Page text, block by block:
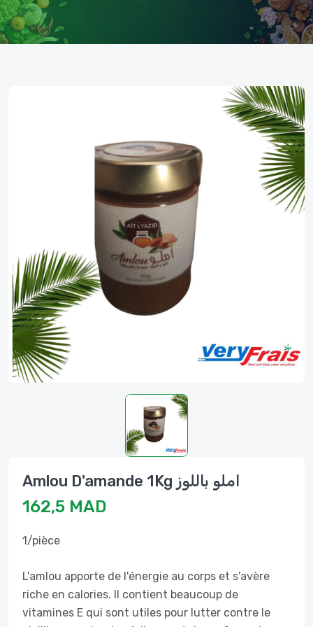
Amlou D'amande 1Kg املو باللوز
162,5 MAD
1/pièce
L'amlou apporte de l'énergie au corps et s'avère
riche en calories. Il contient beaucoup de
vitamines E qui sont utiles pour lutter contre le